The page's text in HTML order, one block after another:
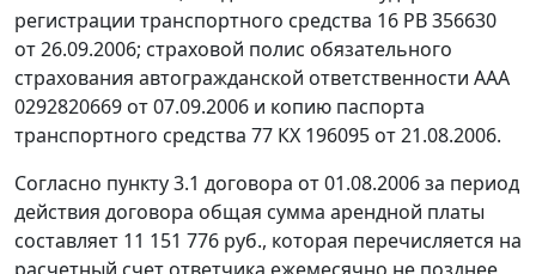
регистрации транспортного средства 16 РВ 356630
от 26.09.2006; страховой полис обязательного
страхования автогражданской ответственности ААА
0292820669 от 07.09.2006 и копию паспорта
транспортного средства 77 КХ 196095 от 21.08.2006.
Согласно пункту 3.1 договора от 01.08.2006 за период
действия договора общая сумма арендной платы
составляет 11 151 776 руб., которая перечисляется на